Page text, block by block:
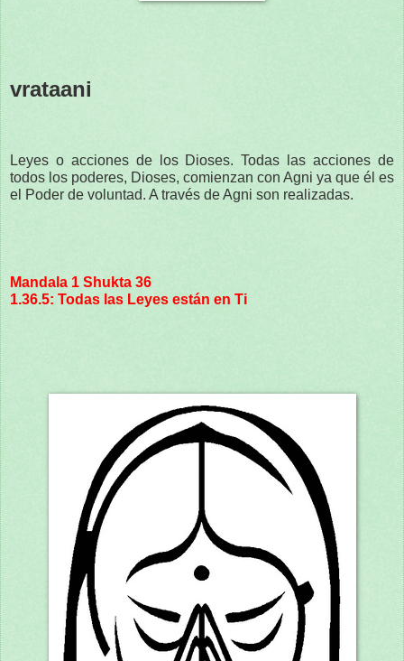
vrataani
Leyes o acciones de los Dioses. Todas las acciones de
todos los poderes, Dioses, comienzan con Agni ya que él es
el Poder de voluntad. A través de Agni son realizadas.
Mandala 1 Shukta 36
1.36.5: Todas las Leyes están en Ti